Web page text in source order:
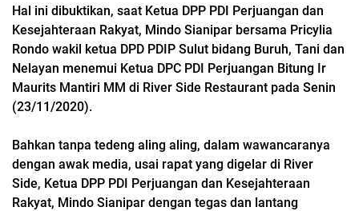
Hal ini dibuktikan, saat Ketua DPP PDI Perjuangan dan
Kesejahteraan Rakyat, Mindo Sianipar bersama Pricylia
Rondo wakil ketua DPD PDIP Sulut bidang Buruh, Tani dan
Nelayan menemui Ketua DPC PDI Perjuangan Bitung Ir
Maurits Mantiri MM di River Side Restaurant pada Senin
(23/11/2020).
Bahkan tanpa tedeng aling aling, dalam wawancaranya
dengan awak media, usai rapat yang digelar di River
Side, Ketua DPP PDI Perjuangan dan Kesejahteraan
Rakyat, Mindo Sianipar dengan tegas dan lantang